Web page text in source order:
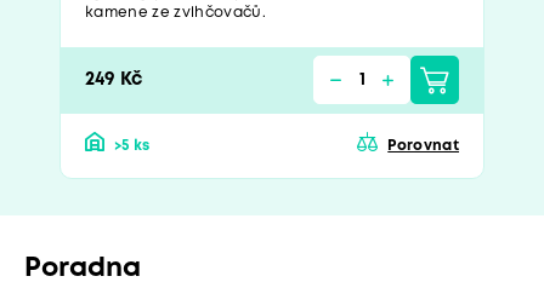
kamene ze zvlhčovačů.
249 Kč
>5 ks Porovnat
Poradna